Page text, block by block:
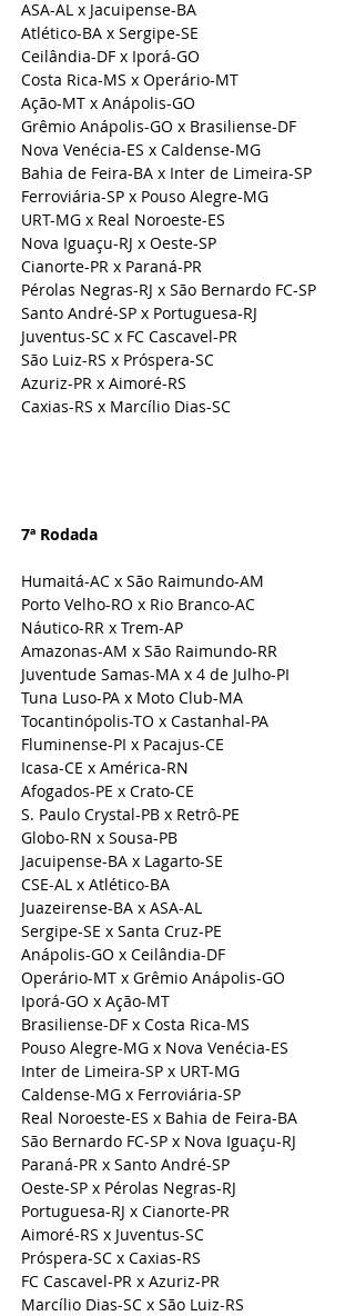
ASA-AL x Jacuipense-BA
Atlético-BA x Sergipe-SE
Ceilândia-DF x Iporá-GO
Costa Rica-MS x Operário-MT
Ação-MT x Anápolis-GO
Grêmio Anápolis-GO x Brasiliense-DF
Nova Venécia-ES x Caldense-MG
Bahia de Feira-BA x Inter de Limeira-SP
Ferroviária-SP x Pouso Alegre-MG
URT-MG x Real Noroeste-ES
Nova Iguaçu-RJ x Oeste-SP
Cianorte-PR x Paraná-PR
Pérolas Negras-RJ x São Bernardo FC-SP
Santo André-SP x Portuguesa-RJ
Juventus-SC x FC Cascavel-PR
São Luiz-RS x Próspera-SC
Azuriz-PR x Aimoré-RS
Caxias-RS x Marcílio Dias-SC
7ª Rodada
Humaitá-AC x São Raimundo-AM
Porto Velho-RO x Rio Branco-AC
Náutico-RR x Trem-AP
Amazonas-AM x São Raimundo-RR
Juventude Samas-MA x 4 de Julho-PI
Tuna Luso-PA x Moto Club-MA
Tocantinópolis-TO x Castanhal-PA
Fluminense-PI x Pacajus-CE
Icasa-CE x América-RN
Afogados-PE x Crato-CE
S. Paulo Crystal-PB x Retrô-PE
Globo-RN x Sousa-PB
Jacuipense-BA x Lagarto-SE
CSE-AL x Atlético-BA
Juazeirense-BA x ASA-AL
Sergipe-SE x Santa Cruz-PE
Anápolis-GO x Ceilândia-DF
Operário-MT x Grêmio Anápolis-GO
Iporá-GO x Ação-MT
Brasiliense-DF x Costa Rica-MS
Pouso Alegre-MG x Nova Venécia-ES
Inter de Limeira-SP x URT-MG
Caldense-MG x Ferroviária-SP
Real Noroeste-ES x Bahia de Feira-BA
São Bernardo FC-SP x Nova Iguaçu-RJ
Paraná-PR x Santo André-SP
Oeste-SP x Pérolas Negras-RJ
Portuguesa-RJ x Cianorte-PR
Aimoré-RS x Juventus-SC
Próspera-SC x Caxias-RS
FC Cascavel-PR x Azuriz-PR
Marcílio Dias-SC x São Luiz-RS